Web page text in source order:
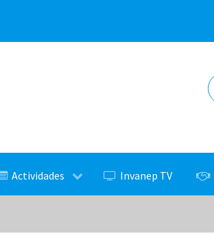
Actividades Invanep TV